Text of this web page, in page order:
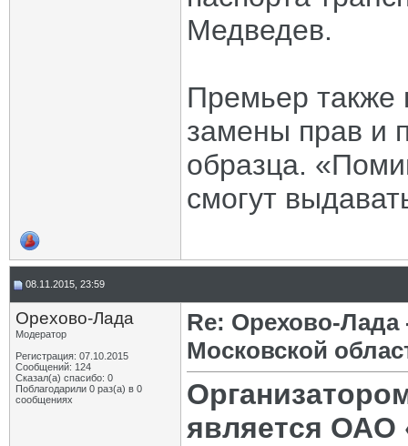
Медведев.
Премьер также
замены прав и
образца.
смогут
08.11.2015, 23:59
Орехово-Лада
Модератор
Регистрация: 07.10.2015
Сообщений: 124
Сказал(а) спасибо: 0
Поблагодарили 0 раз(а) в 0
сообщениях
Re: Орехово-
Московской
является ОАО